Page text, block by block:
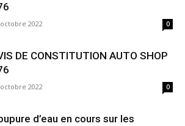
2022 0
DE CONSTITUTION AUTO SHOP
2022 0
d’eau en cours sur les